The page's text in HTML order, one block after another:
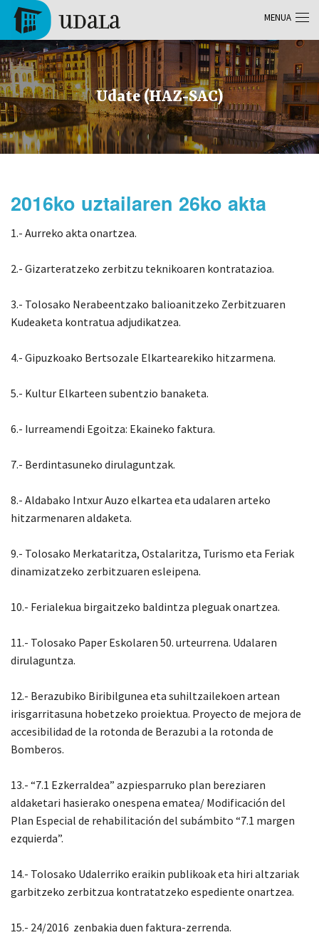
Skip to main content
Tolosa
Udate (HAZ-SAC)
2016ko uztailaren 26ko akta
1.- Aurreko akta onartzea.
2.- Gizarteratzeko zerbitzu teknikoaren kontratazioa.
3.- Tolosako Nerabeentzako balioanitzeko Zerbitzuaren
Kudeaketa kontratua adjudikatzea.
4.- Gipuzkoako Bertsozale Elkartearekiko hitzarmena.
5.- Kultur Elkarteen subentzio banaketa.
6.- Iurreamendi Egoitza: Ekaineko faktura.
7.- Berdintasuneko dirulaguntzak.
8.- Aldabako Intxur Auzo elkartea eta udalaren arteko
hitzarmenaren aldaketa.
9.- Tolosako Merkataritza, Ostalaritza, Turismo eta Feriak
dinamizatzeko zerbitzuaren esleipena.
10.- Ferialekua birgaitzeko baldintza pleguak onartzea.
11.- Tolosako Paper Eskolaren 50. urteurrena. Udalaren
dirulaguntza.
12.- Berazubiko Biribilgunea eta suhiltzailekoen artean
irisgarritasuna hobetzeko proiektua. Proyecto de mejora de
accesibilidad de la rotonda de Berazubi a la rotonda de
Bomberos.
13.- “7.1 Ezkerraldea” azpiesparruko plan bereziaren
aldaketari hasierako onespena ematea/ Modificación del
Plan Especial de rehabilitación del subámbito “7.1 margen
ezquierda”.
14.- Tolosako Udalerriko eraikin publikoak eta hiri altzariak
garbitzeko zerbitzua kontratatzeko espediente onartzea.
15.- 24/2016 zenbakia duen faktura-zerrenda.
MENUA